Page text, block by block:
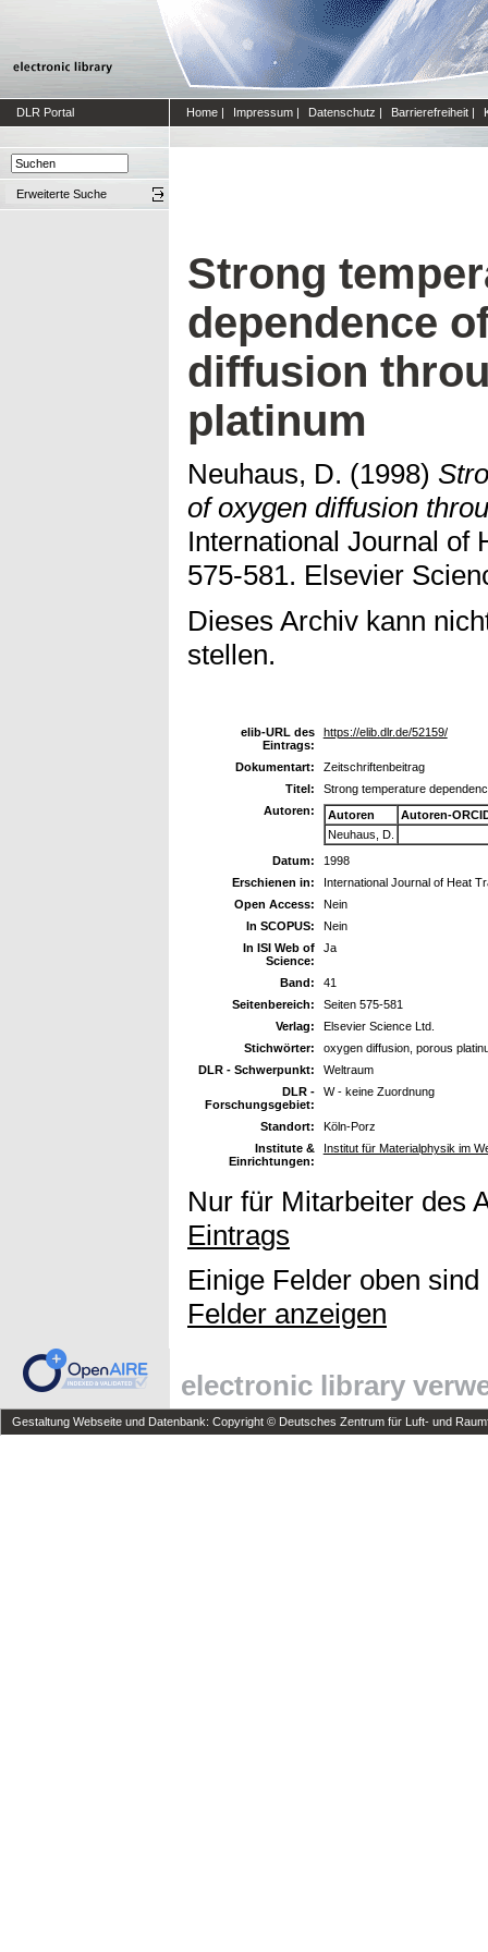
DLR Portal Home | Impressum | Datenschutz | Barrierefreiheit |
Erweiterte Suche
Strong
dependence
diffusion
platinum
Neuhaus, D. (1998)
of oxygen diffusion
International Journal of
575-581. Elsevier
Dieses Archiv kann
stellen.
elib-URL des
Eintrags:
https://elib.dlr.de/52159/
Dokumentart:
Zeitschriftenbeitrag
Titel:
Strong temperature
Autoren:
Autoren
Autoren-
Neuhaus, D.
Datum:
1998
Erschienen in:
International Journal of Heat
Open Access:
Nein
In SCOPUS:
Nein
In ISI Web of
Science:
Ja
Band:
41
Seitenbereich:
Seiten 575-581
Verlag:
Elsevier Science Ltd.
Stichwörter:
oxygen diffusion, porous
DLR - Schwerpunkt:
Weltraum
DLR -
Forschungsgebiet:
W - keine Zuordnung
Standort:
Köln-Porz
Institute &
Einrichtungen:
Institut für Materialphysik im
Nur für Mitarbeiter des
Eintrags
Einige Felder oben
Felder anzeigen
electronic library
Gestaltung Webseite und Datenbank: Copyright © Deutsches Zentrum für Luft- und